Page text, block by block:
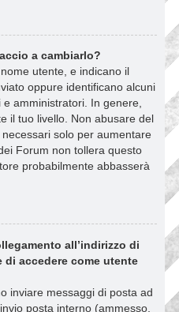
a cambiarlo?
utente, e indicano il
oppure identificano alcuni
amministratori. In genere,
il tuo livello. Non abusare del
solo per aumentare
Forum non tollera questo
probabilmente abbasserà
all’indirizzo di
accedere come utente
inviare messaggi di posta ad
posta interno (ammesso,